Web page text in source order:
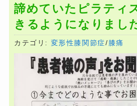
諦めていたピラティ
きるようになりまし
カテゴリ: 変形性膝関節症/膝痛